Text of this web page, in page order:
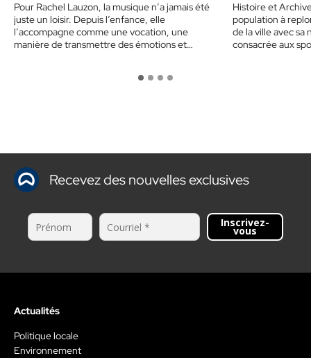
Pour Rachel Lauzon, la musique n’a jamais été
juste un loisir. Depuis l’enfance, elle
l’accompagne comme une vocation, une
manière de transmettre des émotions et…
Histoire et
population à
de la ville avec sa
consacrée aux
Recevez des nouvelles exclusives
Inscrivez-
vous
Actualités
Politique locale
Environnement